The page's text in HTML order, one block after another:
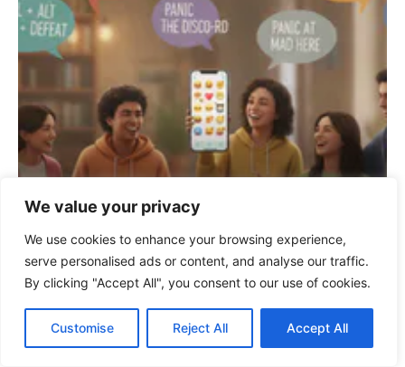
We value your privacy
We use cookies to enhance your browsing experience,
serve personalised ads or content, and analyse our traffic.
By clicking "Accept All", you consent to our use of cookies.
Customise Reject All Accept All
HANDY
Lustige Whatsapp Gruppennamen – Tipps und
Ideen 2026